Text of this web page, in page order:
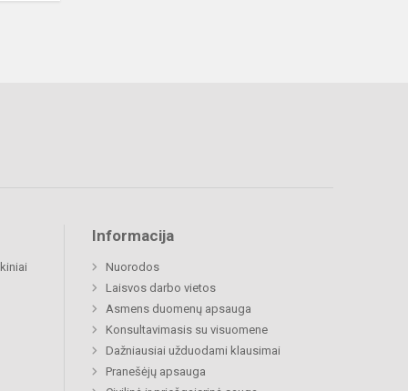
Informacija
Nuorodos
Laisvos darbo vietos
Asmens duomenų apsauga
Konsultavimasis su visuomene
Dažniausiai užduodami klausimai
Pranešėjų apsauga